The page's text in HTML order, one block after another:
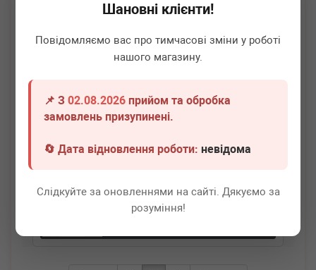
Шановні клієнти!
Повідомляємо вас про тимчасові зміни у роботі
нашого магазину.
📌 З02.08.2026 прийом та обробка
замовлень призупинені.
🔄 Дата відновлення роботи:невідома
Слідкуйте за оновленнями на сайті. Дякуємо за
розуміння!
AIC 57467
100грн Всі ціни